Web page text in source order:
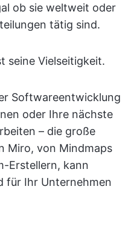
ob sie weltweit oder
tätig sind.
seine Vielseitigkeit.
Softwareentwicklung
oder Ihre nächste
– die große
Miro, von Mindmaps
Erstellern, kann
für Ihr Unternehmen